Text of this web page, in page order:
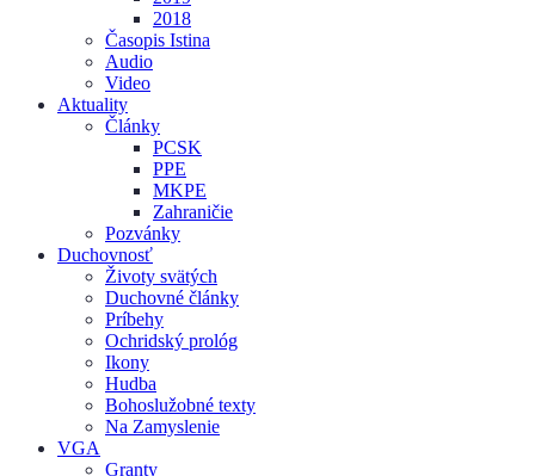
2018
Časopis Istina
Audio
Video
Aktuality
Články
PCSK
PPE
MKPE
Zahraničie
Pozvánky
Duchovnosť
Životy svätých
Duchovné články
Príbehy
Ochridský prológ
Ikony
Hudba
Bohoslužobné texty
Na Zamyslenie
VGA
Granty